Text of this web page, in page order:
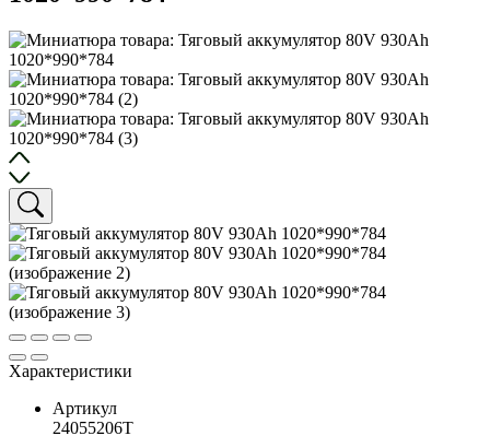
Характеристики
Артикул
24055206T